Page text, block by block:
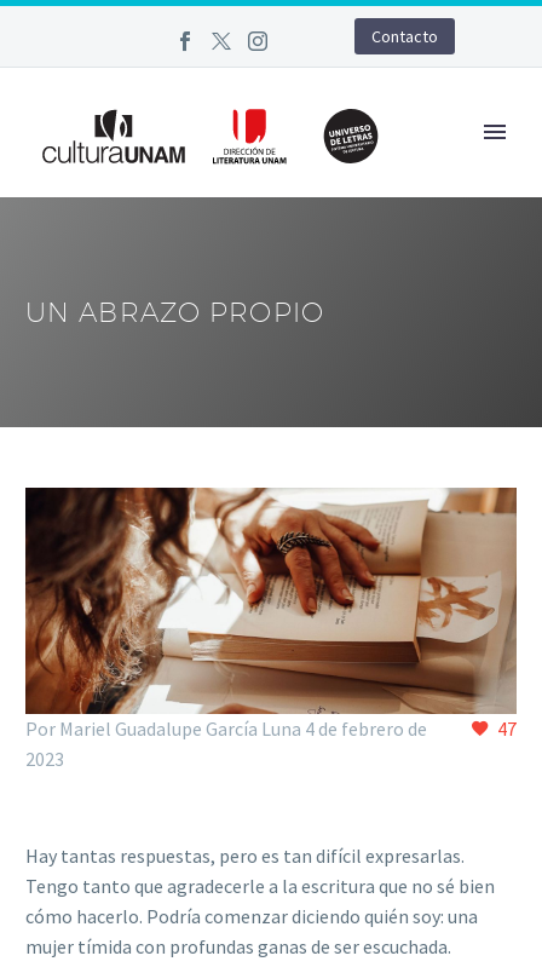
Contacto
UN ABRAZO PROPIO
47
Por Mariel Guadalupe García Luna 4 de febrero de
2023
Hay tantas respuestas, pero es tan difícil expresarlas.
Tengo tanto que agradecerle a la escritura que no sé bien
cómo hacerlo. Podría comenzar diciendo quién soy: una
mujer tímida con profundas ganas de ser escuchada.